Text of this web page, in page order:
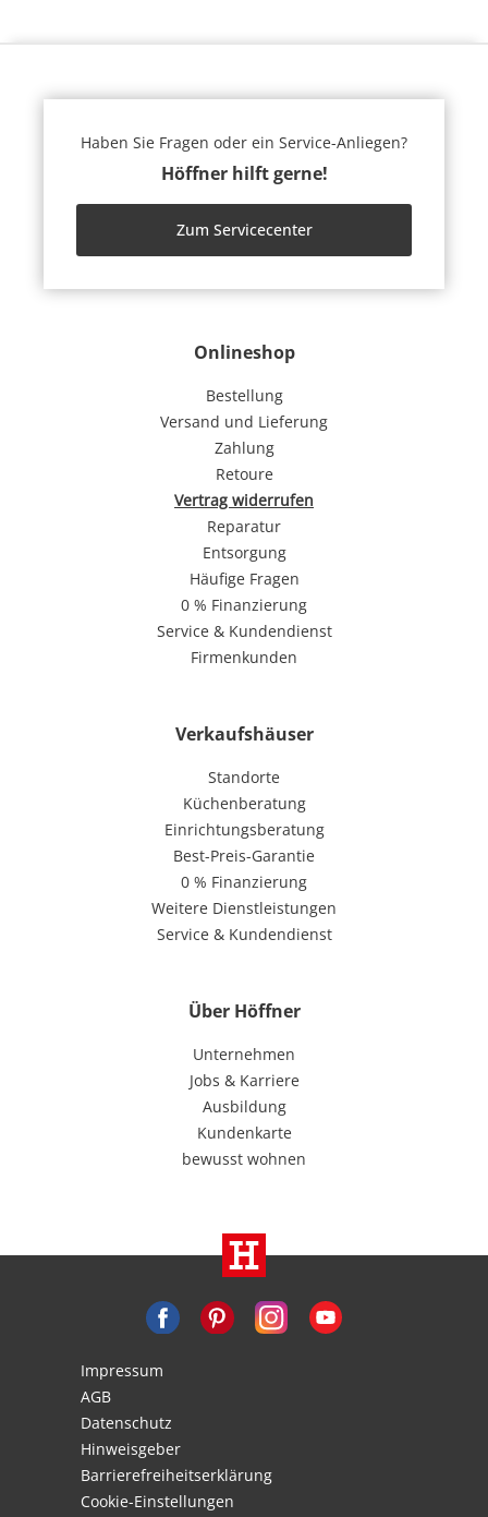
Onlineshop
Bestellung
Versand und Lieferung
Zahlung
Retoure
Vertrag widerrufen
Reparatur
Entsorgung
Häufige Fragen
0 % Finanzierung
Service & Kundendienst
Firmenkunden
Verkaufshäuser
Standorte
Küchenberatung
Einrichtungsberatung
Best-Preis-Garantie
0 % Finanzierung
Weitere Dienstleistungen
Service & Kundendienst
Über Höffner
Unternehmen
Jobs & Karriere
Ausbildung
Kundenkarte
bewusst wohnen
Haben Sie Fragen oder ein Service-Anliegen?
Höffner hilft gerne!
Zum Servicecenter
Impressum
AGB
Datenschutz
Hinweisgeber
Barrierefreiheitserklärung
Cookie-Einstellungen